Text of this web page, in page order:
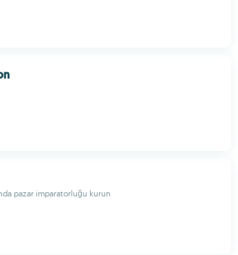
pazar imparatorluğu kurun